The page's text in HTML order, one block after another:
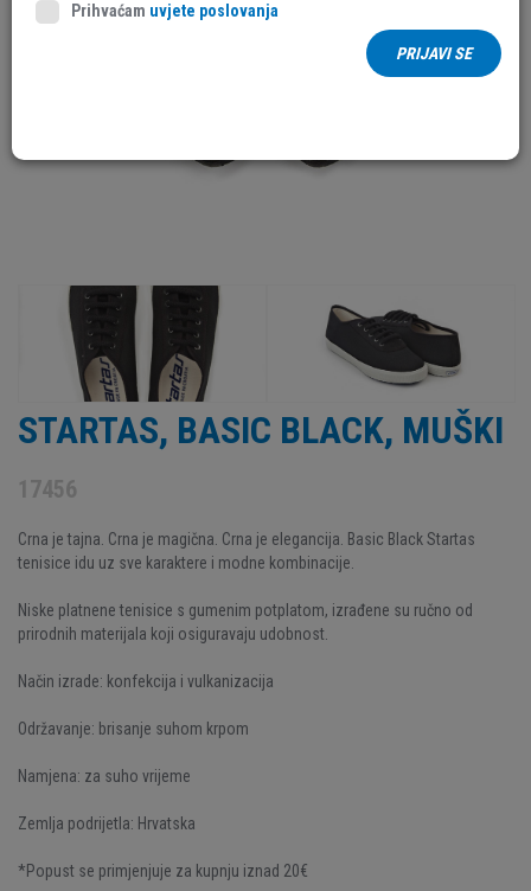
STARTAS, BASIC BLACK, MUŠKI
17456
Crna je tajna. Crna je magična. Crna je elegancija. Basic Black Startas
tenisice idu uz sve karaktere i modne kombinacije.
Niske platnene tenisice s gumenim potplatom, izrađene su ručno od
prirodnih materijala koji osiguravaju udobnost.
Način izrade: konfekcija i vulkanizacija
Održavanje: brisanje suhom krpom
Namjena: za suho vrijeme
Zemlja podrijetla: Hrvatska
*Popust se primjenjuje za kupnju iznad 20€
Prihvaćam uvjete poslovanja
PRIJAVI SE